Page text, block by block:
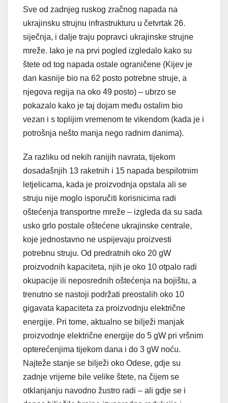
Sve od zadnjeg ruskog zračnog napada na
ukrajinsku strujnu infrastrukturu u četvrtak 26.
siječnja, i dalje traju popravci ukrajinske strujne
mreže. Iako je na prvi pogled izgledalo kako su
štete od tog napada ostale ograničene (Kijev je
dan kasnije bio na 62 posto potrebne struje, a
njegova regija na oko 49 posto) – ubrzo se
pokazalo kako je taj dojam među ostalim bio
vezan i s toplijim vremenom te vikendom (kada je i
potrošnja nešto manja nego radnim danima).
Za razliku od nekih ranijih navrata, tijekom
dosadašnjih 13 raketnih i 15 napada bespilotnim
letjelicama, kada je proizvodnja opstala ali se
struju nije moglo isporučiti korisnicima radi
oštećenja transportne mreže – izgleda da su sada
usko grlo postale oštećene ukrajinske centrale,
koje jednostavno ne uspijevaju proizvesti
potrebnu struju. Od predratnih oko 20 gW
proizvodnih kapaciteta, njih je oko 10 otpalo radi
okupacije ili neposrednih oštećenja na bojištu, a
trenutno se nastoji podržati preostalih oko 10
gigavata kapaciteta za proizvodnju električne
energije. Pri tome, aktualno se bilježi manjak
proizvodnje električne energije do 5 gW pri vršnim
opterećenjima tijekom dana i do 3 gW noću.
Najteže stanje se bilježi oko Odese, gdje su
zadnje vrijeme bile velike štete, na čijem se
otklanjanju navodno žustro radi – ali gdje se i